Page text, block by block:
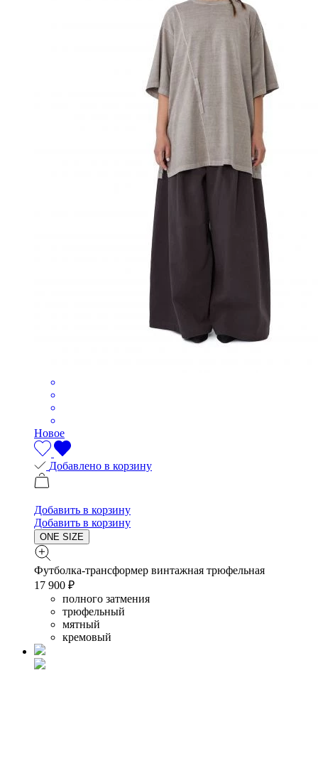
Новое
Добавлено в корзину
Добавить в корзину
Добавить в корзину
ONE SIZE
Футболка-трансформер винтажная трюфельная
17 900 ₽
полного затмения
трюфельный
мятный
кремовый